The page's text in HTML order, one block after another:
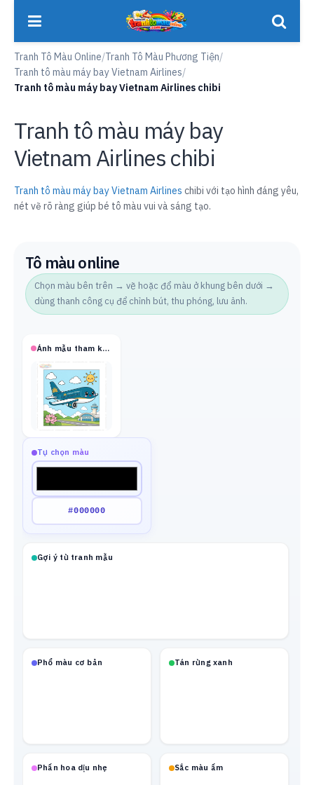
Tranh Tô Màu Online/Tranh Tô Màu Phương Tiện/
Tranh tô màu máy bay Vietnam Airlines/
Tranh tô màu máy bay Vietnam Airlines chibi
Tranh tô màu máy bay
Vietnam Airlines chibi
Tranh tô màu máy bay Vietnam Airlines chibi với tạo hình đáng yêu,
nét vẽ rõ ràng giúp bé tô màu vui và sáng tạo.
Tô màu online
Chọn màu bên trên → vẽ hoặc đổ màu ở khung bên dưới →
dùng thanh công cụ để chỉnh bút, thu phóng, lưu ảnh.
Ảnh mẫu tham khảo
Tự chọn màu
Gợi ý từ tranh mẫu
Phổ màu cơ bản Tán rừng xanh
Phấn hoa dịu nhẹ Sắc màu ấm